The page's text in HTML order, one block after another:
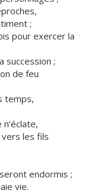
;
pour exercer la
succession ;
de feu
temps,
les fils
endormis ;
vie.